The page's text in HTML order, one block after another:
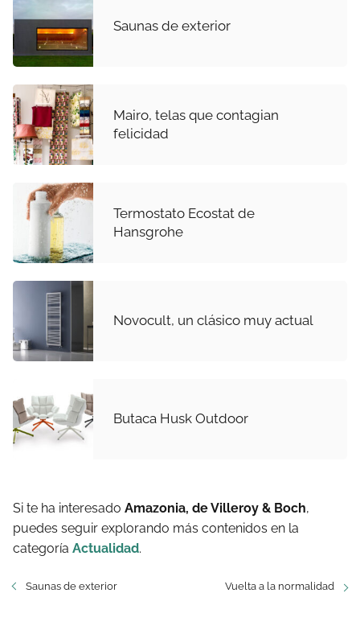
Saunas de exterior
Mairo, telas que contagian
felicidad
Termostato Ecostat de
Hansgrohe
Novocult, un clásico muy actual
Butaca Husk Outdoor
Si te ha interesado Amazonia, de Villeroy & Boch,
puedes seguir explorando más contenidos en la
categoría Actualidad.
Saunas de exterior Vuelta a la normalidad